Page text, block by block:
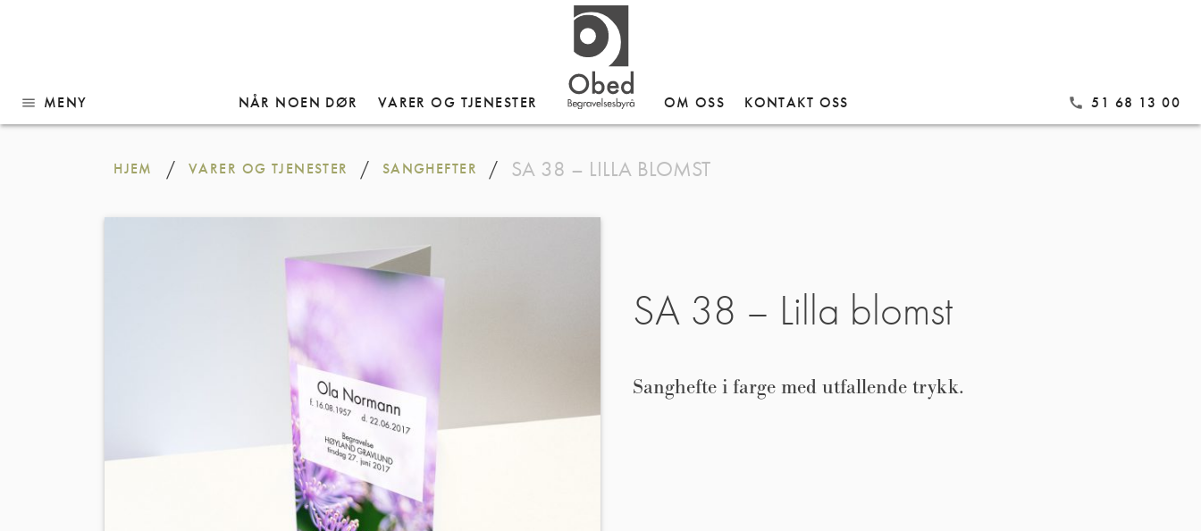
menu MENY NÅR NOEN DØR VARER OG TJENESTER OM OSS KONTAKT OSS call 51 68 13 00
Gå
HJEM / VARER OG TJENESTER / SANGHEFTER / SA 38 – LILLA BLOMST
SA 38 – Lilla blomst
Sanghefte i farge med utfallende trykk.